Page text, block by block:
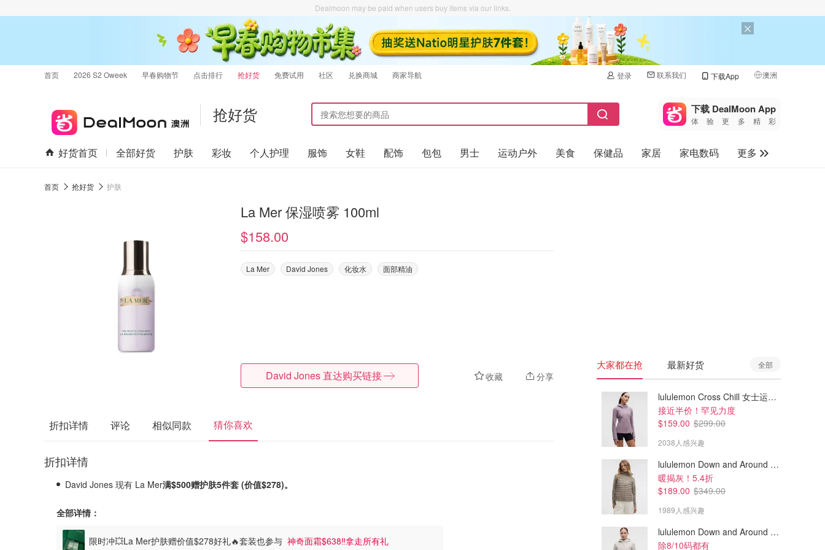
Dealmoon may be paid when users buy items via our links.
首页 2026 S2 Oweek 早春购物节 点击排行 抢好货 免费试用 社区 兑换商城 商家导航 登录 联系我们 下载App 澳洲
🇺🇸
🇨🇳 中国
🇨🇦加拿大
抢好货 下载 DealMoon App
体验更多精彩
好货首页 全部好货 护肤 彩妆 个人护理 服饰 女鞋 配饰 包包 男士 运动户外 美食 保健品 家居 家电数码
更多
首页 抢好货 护肤
La Mer 保湿喷雾 100ml
$158.00
La Mer David Jones 化妆水 面部精油
收藏 分享
David Jones 直达购买链接
折扣详情 评论 相似同款 猜你喜欢
折扣详情
David Jones 现有 La Mer满$500赠护肤5件套 (价值$278)。
全部详情：
限时冲💥La Mer护肤赠价值$278好礼🔥套装也参与 神奇面霜$638‼️拿走所有礼
大家都在抢 最新好货 全部
lululemon Cross Chill 女士运动外套
接近半价！罕见力度
$159.00 $299.00
2038人感兴趣
lululemon Down and Around 羽绒夹克
暖揭灰！5.4折
$189.00 $349.00
1989人感兴趣
lululemon Down and Around 羽绒夹克
除8/10码都有